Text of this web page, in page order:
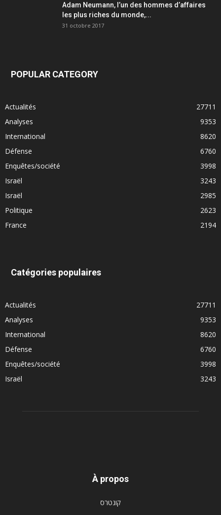
Adam Neumann, l’un des hommes d’affaires
les plus riches du monde,...
31 octobre 2017
POPULAR CATEGORY
Actualités
27711
Analyses
9353
International
8620
Défense
6760
Enquêtes/société
3998
Israël
3243
Israël
2985
Politique
2623
France
2194
Catégories populaires
Actualités
27711
Analyses
9353
International
8620
Défense
6760
Enquêtes/société
3998
Israël
3243
À propos
קונטרס